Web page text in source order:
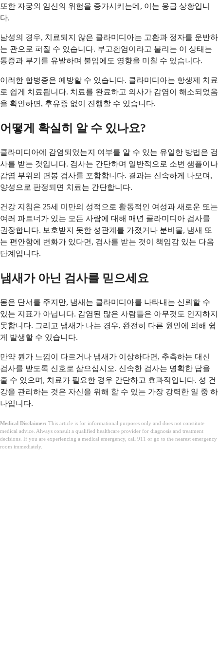
또한 자궁외 임신의 위험을 증가시키는데, 이는 응급 상황입니
다.
남성의 경우, 치료되지 않은 클라미디아는 고환과 정자를 운반하
는 관으로 퍼질 수 있습니다. 부고환염이라고 불리는 이 상태는
통증과 부기를 유발하며 불임에도 영향을 미칠 수 있습니다.
이러한 합병증은 예방할 수 있습니다. 클라미디아는 항생제 치료
로 쉽게 치료됩니다. 치료를 완료하고 의사가 감염이 해소되었음
을 확인하면, 후유증 없이 진행할 수 있습니다.
어떻게 확실히 알 수 있나요?
클라미디아에 감염되었는지 여부를 알 수 있는 유일한 방법은 검
사를 받는 것입니다. 검사는 간단하며 일반적으로 소변 샘플이나
감염 부위의 면봉 검사를 포함합니다. 결과는 신속하게 나오며,
양성으로 판정되면 치료는 간단합니다.
건강 지침은 25세 미만의 성적으로 활동적인 여성과 새로운 또는
여러 파트너가 있는 모든 사람에 대해 매년 클라미디아 검사를
권장합니다. 보호받지 못한 성관계를 가졌거나 분비물, 냄새 또
는 편안함에 변화가 있다면, 검사를 받는 것이 책임감 있는 다음
단계입니다.
냄새가 아닌 검사를 믿으세요
몸은 단서를 주지만, 냄새는 클라미디아를 나타내는 신뢰할 수
있는 지표가 아닙니다. 감염된 많은 사람들은 아무것도 인지하지
못합니다. 그리고 냄새가 나는 경우, 완전히 다른 원인에 의해 쉽
게 발생할 수 있습니다.
만약 뭔가 느낌이 다르거나 냄새가 이상하다면, 추측하는 대신
검사를 받도록 신호로 삼으십시오. 신속한 검사는 명확한 답을
줄 수 있으며, 치료가 필요한 경우 간단하고 효과적입니다. 성 건
강을 관리하는 것은 자신을 위해 할 수 있는 가장 강력한 일 중 하
나입니다.
Medical Disclaimer: This article is for informational purposes only and does not constitute
medical advice. Always consult a qualified healthcare provider for diagnosis and treatment
decisions. If you are experiencing a medical emergency, call 911 or go to the nearest emergency
room immediately.